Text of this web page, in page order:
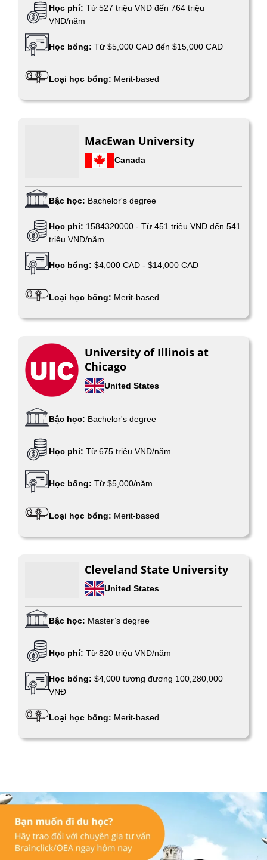
Học phí: Từ 527 triệu VND đến 764 triệu
VND/năm
Học bổng: Từ $5,000 CAD đến $15,000 CAD
Loại học bổng: Merit-based
MacEwan University
Canada
Bậc học: Bachelor's degree
Học phí: 1584320000 - Từ 451 triệu VND đến 541
triệu VND/năm
Học bổng: $4,000 CAD - $14,000 CAD
Loại học bổng: Merit-based
University of Illinois at
Chicago
United States
Bậc học: Bachelor's degree
Học phí: Từ 675 triệu VND/năm
Học bổng: Từ $5,000/năm
Loại học bổng: Merit-based
Cleveland State University
United States
Bậc học: Master’s degree
Học phí: Từ 820 triệu VND/năm
Học bổng: $4,000 tương đương 100,280,000
VNĐ
Loại học bổng: Merit-based